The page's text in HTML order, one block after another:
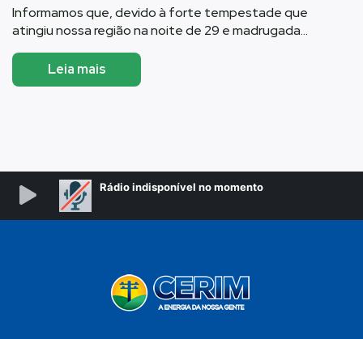
Informamos que, devido à forte tempestade que
atingiu nossa região na noite de 29 e madrugada…
Leia mais